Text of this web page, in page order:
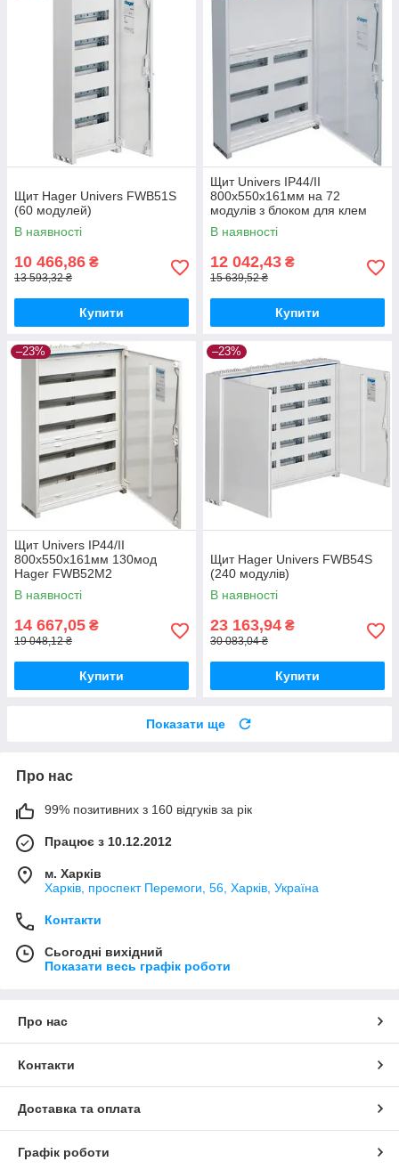
Щит Hager Univers FWB51S
(60 модулей)
В наявності
10 466,86 ₴
13 593,32 ₴
Купити
Щит Univers IP44/II
800x550x161мм на 72
модулів з блоком для клем
Hager FWB52N
В наявності
12 042,43 ₴
15 639,52 ₴
Купити
–23%
Щит Univers IP44/II
800x550x161мм 130мод
Hager FWB52M2
В наявності
14 667,05 ₴
19 048,12 ₴
Купити
–23%
Щит Hager Univers FWB54S
(240 модулів)
В наявності
23 163,94 ₴
30 083,04 ₴
Купити
Показати ще
Про нас
99% позитивних з 160 відгуків за рік
Працює з 10.12.2012
м. Харків
Харків, проспект Перемоги, 56, Харків, Україна
Контакти
Сьогодні вихідний
Показати весь графік роботи
Про нас
Контакти
Доставка та оплата
Графік роботи